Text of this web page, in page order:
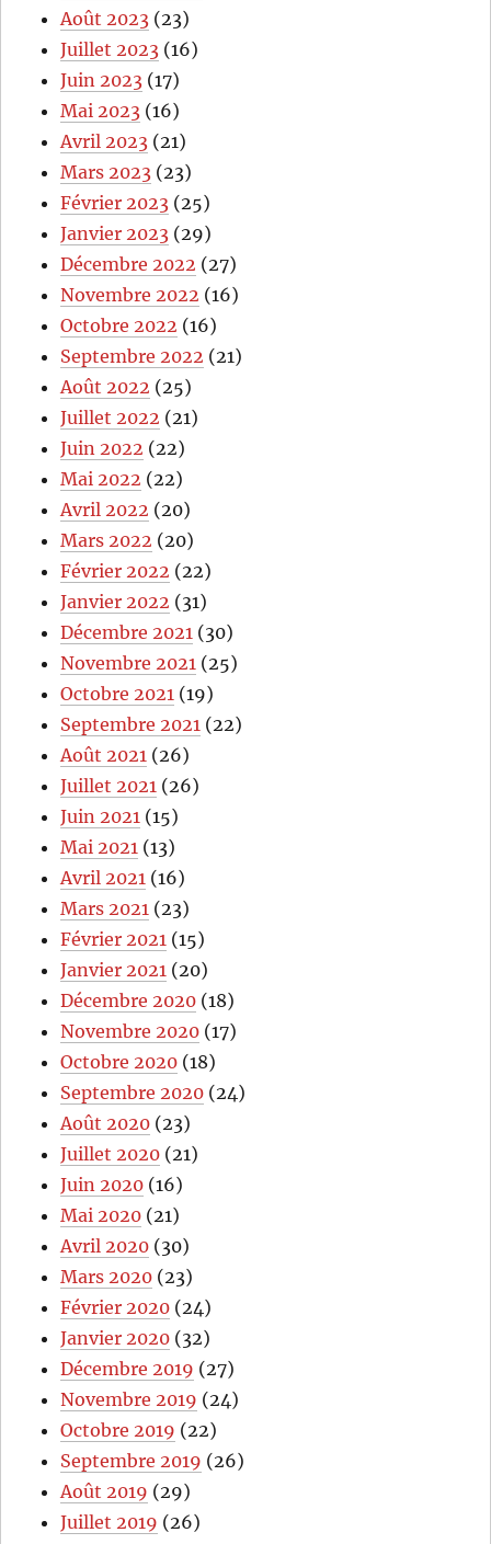
Août 2023 (23)
Juillet 2023 (16)
Juin 2023 (17)
Mai 2023 (16)
Avril 2023 (21)
Mars 2023 (23)
Février 2023 (25)
Janvier 2023 (29)
Décembre 2022 (27)
Novembre 2022 (16)
Octobre 2022 (16)
Septembre 2022 (21)
Août 2022 (25)
Juillet 2022 (21)
Juin 2022 (22)
Mai 2022 (22)
Avril 2022 (20)
Mars 2022 (20)
Février 2022 (22)
Janvier 2022 (31)
Décembre 2021 (30)
Novembre 2021 (25)
Octobre 2021 (19)
Septembre 2021 (22)
Août 2021 (26)
Juillet 2021 (26)
Juin 2021 (15)
Mai 2021 (13)
Avril 2021 (16)
Mars 2021 (23)
Février 2021 (15)
Janvier 2021 (20)
Décembre 2020 (18)
Novembre 2020 (17)
Octobre 2020 (18)
Septembre 2020 (24)
Août 2020 (23)
Juillet 2020 (21)
Juin 2020 (16)
Mai 2020 (21)
Avril 2020 (30)
Mars 2020 (23)
Février 2020 (24)
Janvier 2020 (32)
Décembre 2019 (27)
Novembre 2019 (24)
Octobre 2019 (22)
Septembre 2019 (26)
Août 2019 (29)
Juillet 2019 (26)